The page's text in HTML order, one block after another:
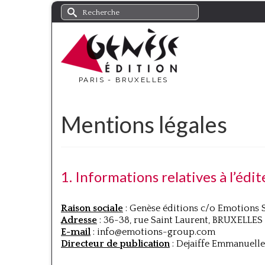
Rechercher :
PARIS - BRUXELLES
Mentions légales
1. Informations relatives à
Raison sociale : Genèse éditions c/o Emotions
Adresse : 36-38, rue Saint Laurent,
E-mail : info@emotions-group.com
Directeur de publication: Dejaiffe Emmanuelle